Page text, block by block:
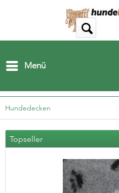
Menü
Hundedecken
Topseller